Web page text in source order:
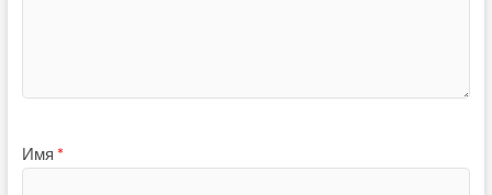
Имя *